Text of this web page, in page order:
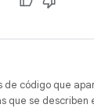
de código que
que se describen